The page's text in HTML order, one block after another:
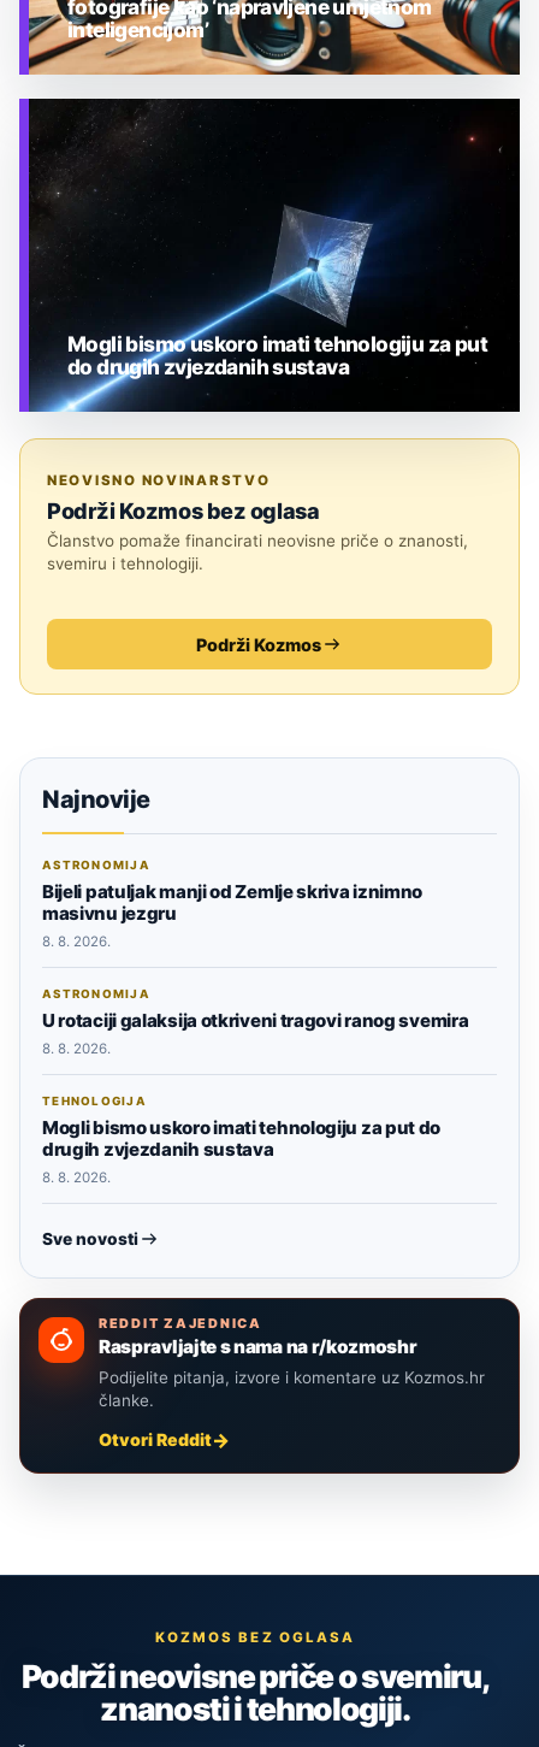
TEHNOLOGIJA
fotografije kao ‘napravljene umjetnom
inteligencijom’
Mogli bismo uskoro imati tehnologiju za put
do drugih zvjezdanih sustava
NEOVISNO NOVINARSTVO
Podrži Kozmos bez oglasa
Članstvo pomaže financirati neovisne priče o znanosti,
svemiru i tehnologiji.
Podrži Kozmos
Najnovije
ASTRONOMIJA
Bijeli patuljak manji od Zemlje skriva iznimno
masivnu jezgru
8. 8. 2026.
ASTRONOMIJA
U rotaciji galaksija otkriveni tragovi ranog svemira
8. 8. 2026.
TEHNOLOGIJA
Mogli bismo uskoro imati tehnologiju za put do
drugih zvjezdanih sustava
8. 8. 2026.
Sve novosti
REDDIT ZAJEDNICA
Raspravljajte s nama na r/kozmoshr
Podijelite pitanja, izvore i komentare uz Kozmos.hr
članke.
Otvori Reddit
KOZMOS BEZ OGLASA
Podrži neovisne priče o svemiru,
znanosti i tehnologiji.